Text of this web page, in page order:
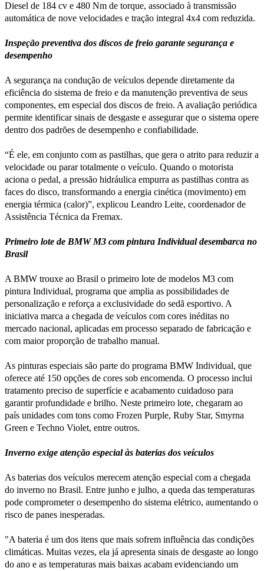
Diesel de 184 cv e 480 Nm de torque, associado à transmissão
automática de nove velocidades e tração integral 4x4 com reduzida.
Inspeção preventiva dos discos de freio garante segurança e
desempenho
A segurança na condução de veículos depende diretamente da
eficiência do sistema de freio e da manutenção preventiva de seus
componentes, em especial dos discos de freio. A avaliação periódica
permite identificar sinais de desgaste e assegurar que o sistema opere
dentro dos padrões de desempenho e confiabilidade.
“É ele, em conjunto com as pastilhas, que gera o atrito para reduzir a
velocidade ou parar totalmente o veículo. Quando o motorista
aciona o pedal, a pressão hidráulica empurra as pastilhas contra as
faces do disco, transformando a energia cinética (movimento) em
energia térmica (calor)”, explicou Leandro Leite, coordenador de
Assistência Técnica da Fremax.
Primeiro lote de BMW M3 com pintura Individual desembarca no
Brasil
A BMW trouxe ao Brasil o primeiro lote de modelos M3 com
pintura Individual, programa que amplia as possibilidades de
personalização e reforça a exclusividade do sedã esportivo. A
iniciativa marca a chegada de veículos com cores inéditas no
mercado nacional, aplicadas em processo separado de fabricação e
com maior proporção de trabalho manual.
As pinturas especiais são parte do programa BMW Individual, que
oferece até 150 opções de cores sob encomenda. O processo inclui
tratamento preciso de superfície e acabamento cuidadoso para
garantir profundidade e brilho. Neste primeiro lote, chegaram ao
país unidades com tons como Frozen Purple, Ruby Star, Smyrna
Green e Techno Violet, entre outros.
Inverno exige atenção especial às baterias dos veículos
As baterias dos veículos merecem atenção especial com a chegada
do inverno no Brasil. Entre junho e julho, a queda das temperaturas
pode comprometer o desempenho do sistema elétrico, aumentando o
risco de panes inesperadas.
"A bateria é um dos itens que mais sofrem influência das condições
climáticas. Muitas vezes, ela já apresenta sinais de desgaste ao longo
do ano e as temperaturas mais baixas acabam evidenciando um